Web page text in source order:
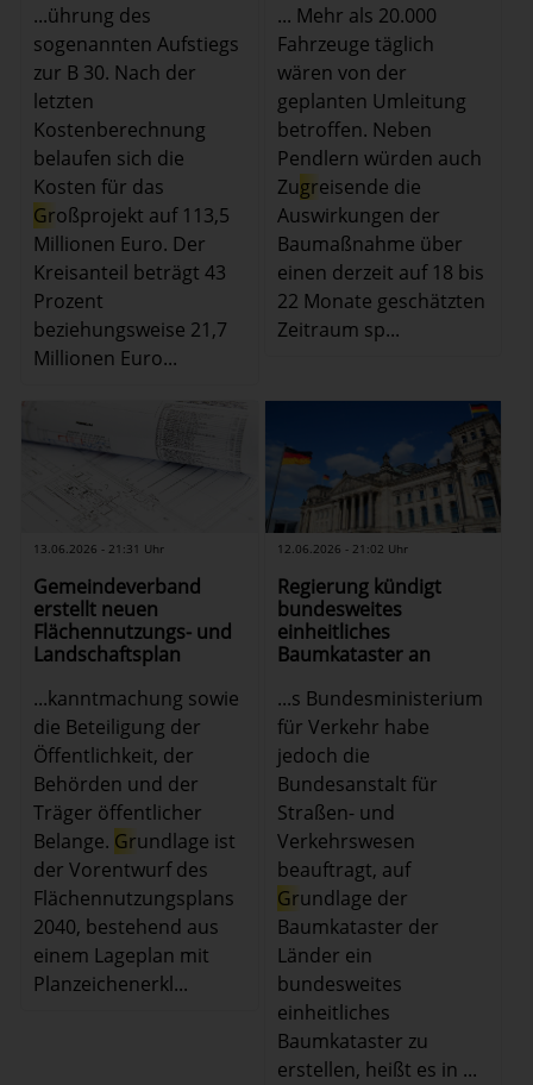
...ührung des
sogenannten Aufstiegs
zur B 30. Nach der
letzten
Kostenberechnung
belaufen sich die
Kosten für das
Großprojekt auf 113,5
Millionen Euro. Der
Kreisanteil beträgt 43
Prozent
beziehungsweise 21,7
Millionen Euro...
... Mehr als 20.000
Fahrzeuge täglich
wären von der
geplanten Umleitung
betroffen. Neben
Pendlern würden auch
Zugreisende die
Auswirkungen der
Baumaßnahme über
einen derzeit auf 18 bis
22 Monate geschätzten
Zeitraum sp...
13.06.2026 - 21:31 Uhr
Gemeindeverband
erstellt neuen
Flächennutzungs- und
Landschaftsplan
...kanntmachung sowie
die Beteiligung der
Öffentlichkeit, der
Behörden und der
Träger öffentlicher
Belange. Grundlage ist
der Vorentwurf des
Flächennutzungsplans
2040, bestehend aus
einem Lageplan mit
Planzeichenerkl...
12.06.2026 - 21:02 Uhr
Regierung kündigt
bundesweites
einheitliches
Baumkataster an
...s Bundesministerium
für Verkehr habe
jedoch die
Bundesanstalt für
Straßen- und
Verkehrswesen
beauftragt, auf
Grundlage der
Baumkataster der
Länder ein
bundesweites
einheitliches
Baumkataster zu
erstellen, heißt es in ...